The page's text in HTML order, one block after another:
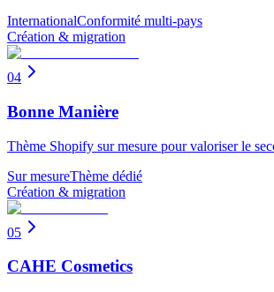
InternationalConformité multi-pays
Création & migration
04
Bonne Manière
Thème Shopify sur mesure pour valoriser le
Sur mesureThème dédié
Création & migration
05
CAHE Cosmetics